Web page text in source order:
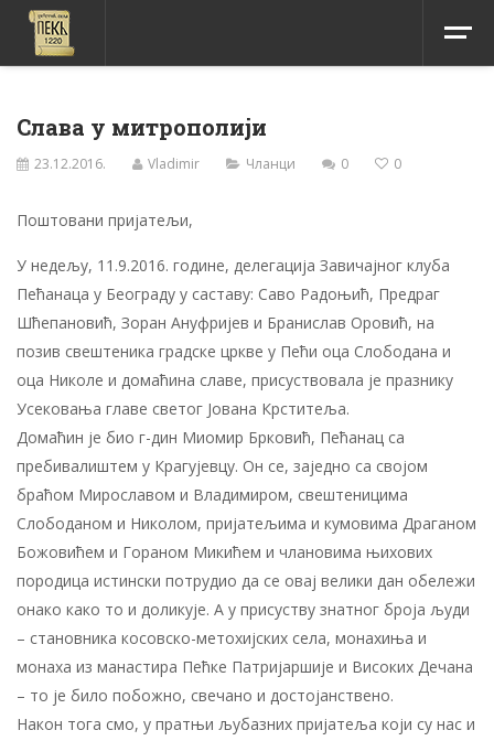
Слава у митрополији
23.12.2016. Vladimir Чланци 0 0
Поштовани пријатељи,
У недељу, 11.9.2016. године, делегација Завичајног клуба
Пећанаца у Београду у саставу: Саво Радоњић, Предраг
Шћепановић, Зоран Ануфријев и Бранислав Оровић, на
позив свештеника градске цркве у Пећи оца Слободана и
оца Николе и домаћина славе, присуствовала је празнику
Усековања главе светог Јована Крститеља.
Домаћин је био г-дин Миомир Брковић, Пећанац са
пребивалиштем у Крагујевцу. Он се, заједно са својом
браћом Мирославом и Владимиром, свештеницима
Слободаном и Николом, пријатељима и кумовима Драганом
Божовићем и Гораном Микићем и члановима њихових
породица истински потрудио да се овај велики дан обележи
онако како то и доликује. А у присуству знатног броја људи
– становника косовско-метохијских села, монахиња и
монаха из манастира Пећке Патријаршије и Високих Дечана
– то је било побожно, свечано и достојанствено.
Након тога смо, у пратњи љубазних пријатеља који су нас и